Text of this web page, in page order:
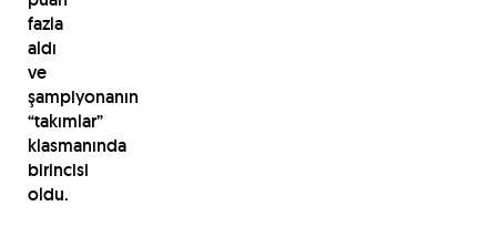
fazla
aldı
ve
şampiyonanın
“takımlar”
klasmanında
birincisi
oldu.